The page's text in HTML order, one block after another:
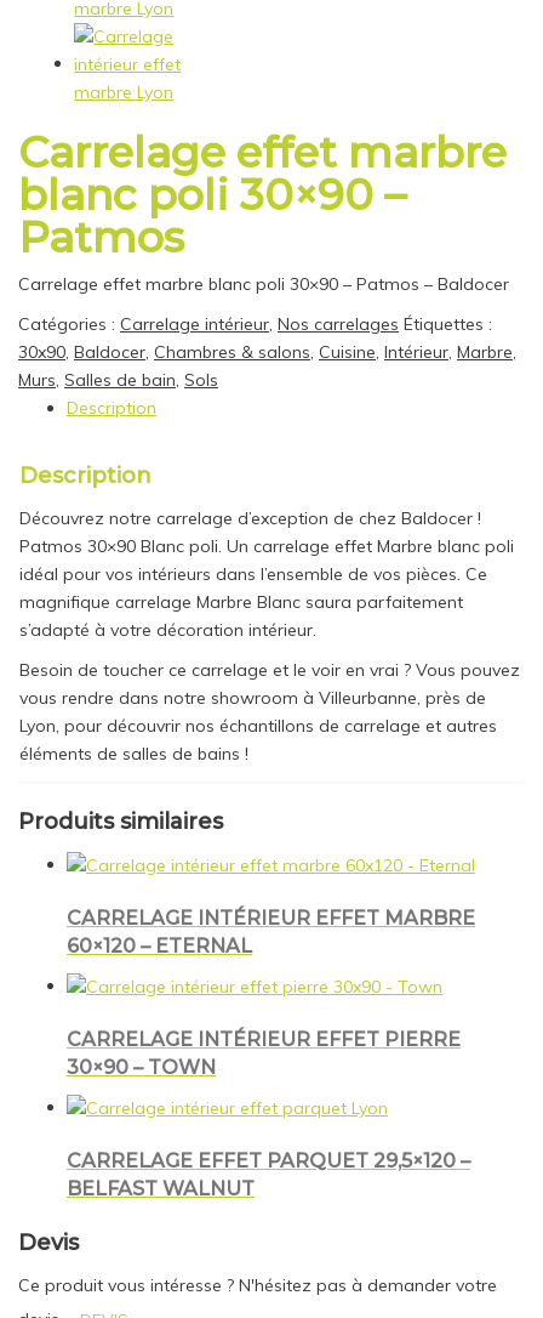
Carrelage effet marbre
blanc poli 30×90 –
Patmos
Carrelage effet marbre blanc poli 30×90 – Patmos – Baldocer
Catégories : Carrelage intérieur, Nos carrelages Étiquettes :
30x90, Baldocer, Chambres & salons, Cuisine, Intérieur, Marbre,
Murs, Salles de bain, Sols
Description
Description
Découvrez notre carrelage d’exception de chez Baldocer !
Patmos 30×90 Blanc poli. Un carrelage effet Marbre blanc poli
idéal pour vos intérieurs dans l’ensemble de vos pièces. Ce
magnifique carrelage Marbre Blanc saura parfaitement
s’adapté à votre décoration intérieur.
Besoin de toucher ce carrelage et le voir en vrai ? Vous pouvez
vous rendre dans notre showroom à Villeurbanne, près de
Lyon, pour découvrir nos échantillons de carrelage et autres
éléments de salles de bains !
Produits similaires
CARRELAGE INTÉRIEUR EFFET MARBRE
60×120 – ETERNAL
CARRELAGE INTÉRIEUR EFFET PIERRE
30×90 – TOWN
CARRELAGE EFFET PARQUET 29,5×120 –
BELFAST WALNUT
Devis
Ce produit vous intéresse ? N'hésitez pas à demander votre